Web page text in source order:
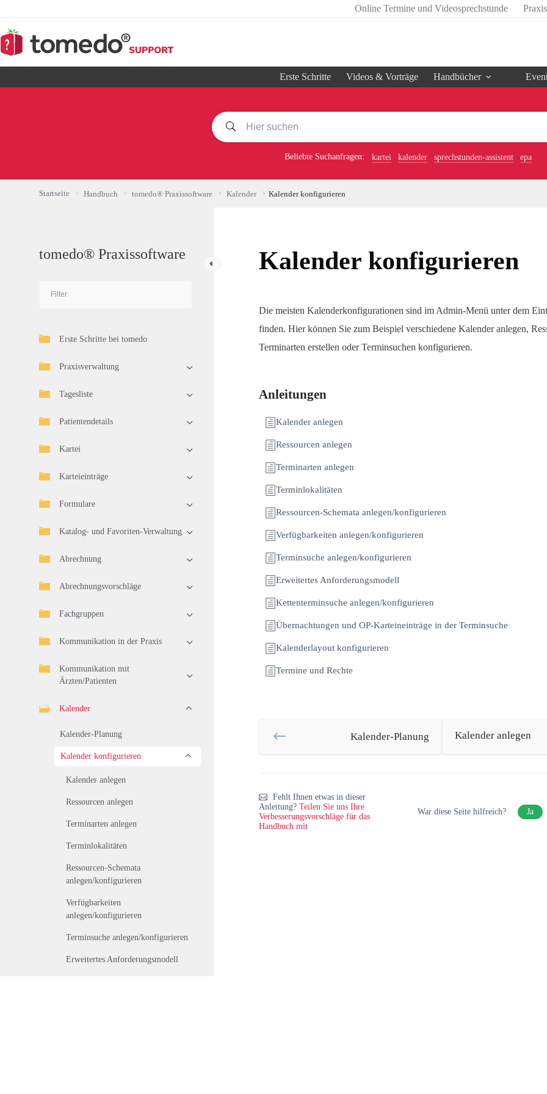
springen
Online Termine und Videosprechstunde
Erste Schritte Videos & Vorträge Handbücher
Beliebte Suchanfragen: kartei kalender sprechstunden-assistent epa
Startseite Handbuch tomedo® Praxissoftware Kalender Kalender konfigurieren
tomedo® Praxissoftware
Erste Schritte bei tomedo
Praxisverwaltung
Tagesliste
Patientendetails
Kartei
Karteieinträge
Formulare
Katalog- und Favoriten-Verwaltung
Abrechnung
Abrechnungsvorschläge
Fachgruppen
Kommunikation in der Praxis
Kommunikation mit
Ärzten/Patienten
Kalender
Kalender-Planung
Kalender konfigurieren
Kalender anlegen
Ressourcen anlegen
Terminarten anlegen
Terminlokalitäten
Ressourcen-Schemata
anlegen/konfigurieren
Verfügbarkeiten
anlegen/konfigurieren
Terminsuche anlegen/konfigurieren
Erweitertes Anforderungsmodell
Kalender konfigurieren
Die meisten Kalenderkonfigurationen sind im Admin-Menü unter dem
finden. Hier können Sie zum Beispiel verschiedene Kalender anlegen,
Terminarten erstellen oder Terminsuchen konfigurieren.
Anleitungen
Kalender anlegen
Ressourcen anlegen
Terminarten anlegen
Terminlokalitäten
Ressourcen-Schemata anlegen/konfigurieren
Verfügbarkeiten anlegen/konfigurieren
Terminsuche anlegen/konfigurieren
Erweitertes Anforderungsmodell
Kettenterminsuche anlegen/konfigurieren
Übernachtungen und OP-Karteineinträge in der Terminsuche
Kalenderlayout konfigurieren
Termine und Rechte
Kalender-Planung Kalender anlegen
Fehlt Ihnen etwas in dieser
Anleitung? Teilen Sie uns Ihre
Verbesserungsvorschläge für das
Handbuch mit
War diese Seite hilfreich? Ja